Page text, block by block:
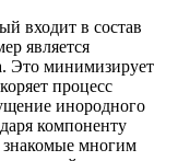
входит в состав
является
Это минимизирует
процесс
инородного
компоненту
знакомые многим